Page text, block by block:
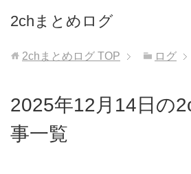
2chまとめログ
2chまとめログ TOP ログ
2025年12月14日の
事一覧